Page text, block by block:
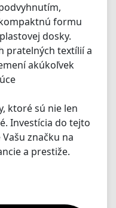
formu
dosky.
pratelných textílií a
akúkoľvek
ktoré sú nie len
Investícia do tejto
značku na
a prestiže.